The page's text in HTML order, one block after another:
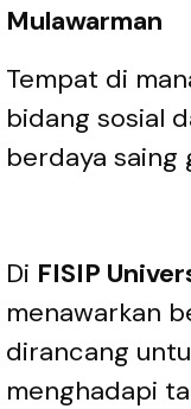
Mulawarman
Tempat di
bidang sosial
berdaya saing
Di FISIP
menawarkan
dirancang
menghadapi